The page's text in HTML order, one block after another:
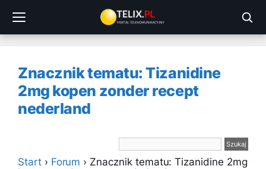
treści
Znacznik tematu: Tizanidine
2mg kopen zonder recept
nederland
Start › Forum › Znacznik tematu: Tizanidine 2mg